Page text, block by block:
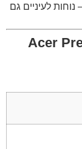
נוחות לעיניים גם
Acer